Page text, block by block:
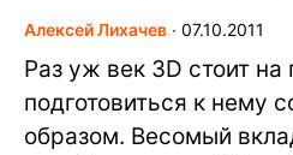
Алексей Лихачев ∙ 07.10.2011
Раз уж век 3D стоит
подготовиться к нему
образом. Весомый